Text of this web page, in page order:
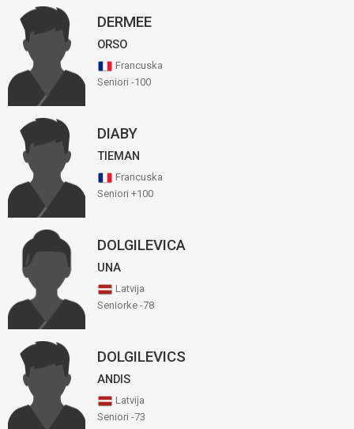
DERMEE
ORSO
Francuska
Seniori -100
DIABY
TIEMAN
Francuska
Seniori +100
DOLGILEVICA
UNA
Latvija
Seniorke -78
DOLGILEVICS
ANDIS
Latvija
Seniori -73